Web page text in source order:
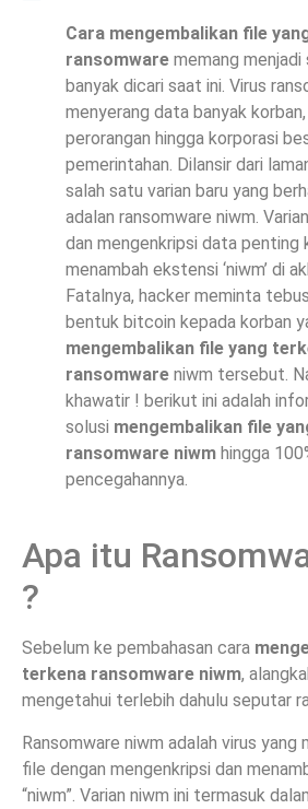
Cara mengembalikan file
ransomware memang
banyak dicari saat ini. Virus
menyerang data banyak
perorangan hingga korporasi
pemerintahan. Dilansir dari
salah satu varian baru yang
adalan ransomware niwm.
dan mengenkripsi data penting
menambah ekstensi ‘niwm’ di
Fatalnya, hacker meminta
bentuk bitcoin kepada korban
mengembalikan file yang
ransomware niwm tersebut.
khawatir ! berikut ini adalah
solusi mengembalikan file
ransomware niwm hingga
pencegahannya.
Apa itu
?
Sebelum ke pembahasan cara
terkena ransomware niwm,
mengetahui terlebih dahulu seputar
Ransomware niwm adalah virus yang
file dengan mengenkripsi dan
“niwm”. Varian niwm ini termasuk